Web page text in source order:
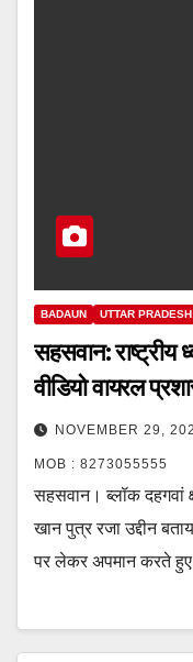
BADAUN UTTAR PRADESH
सहसवान:
वीडियो वायरल
NOVEMBER 29,
MOB : 8273055555
सहसवान। ब्लॉक दहगवां
खान पुत्र रजा उद्दीन
पर लेकर अपमान करते